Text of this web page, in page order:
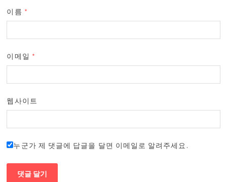
이름 *
이메일 *
웹사이트
누군가 제 댓글에 답글을 달면 이메일로 알려주세요.